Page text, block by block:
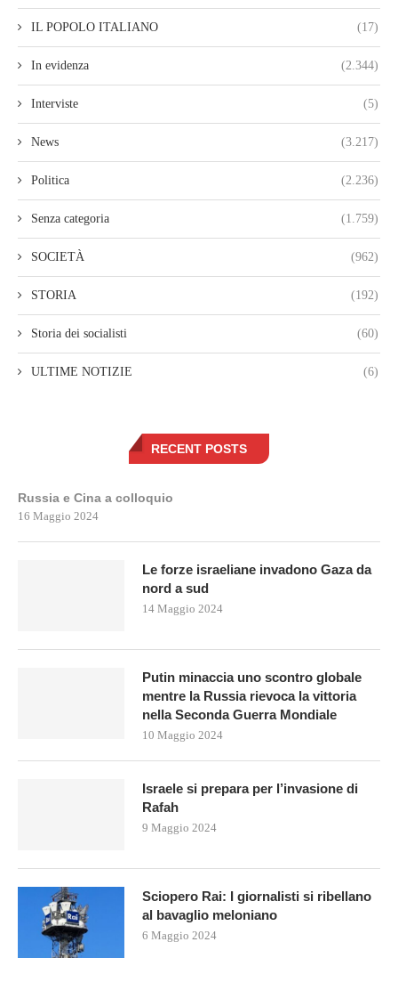
IL POPOLO ITALIANO (17)
In evidenza (2.344)
Interviste (5)
News (3.217)
Politica (2.236)
Senza categoria (1.759)
SOCIETÀ (962)
STORIA (192)
Storia dei socialisti (60)
ULTIME NOTIZIE (6)
RECENT POSTS
Russia e Cina a colloquio
16 Maggio 2024
Le forze israeliane invadono Gaza da
nord a sud
14 Maggio 2024
Putin minaccia uno scontro globale
mentre la Russia rievoca la vittoria
nella Seconda Guerra Mondiale
10 Maggio 2024
Israele si prepara per l’invasione di
Rafah
9 Maggio 2024
Sciopero Rai: I giornalisti si ribellano
al bavaglio meloniano
6 Maggio 2024